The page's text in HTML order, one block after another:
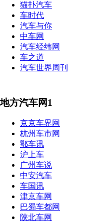
猫扑汽车
车时代
汽车与你
中车网
汽车经纬网
车之道
汽车世界周刊
地方汽车网1
京京车界网
杭州车市网
鄂车讯
沪上车
广州车说
中安汽车
车国讯
津京车网
巴蜀车都网
陕北车网